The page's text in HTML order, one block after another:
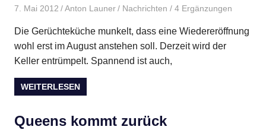
7. Mai 2012 Anton Launer Nachrichten / 4 Ergänzungen
Die Gerüchteküche munkelt, dass eine Wiedereröffnung
wohl erst im August anstehen soll. Derzeit wird der
Keller entrümpelt. Spannend ist auch,
WEITERLESEN
Queens kommt zurück